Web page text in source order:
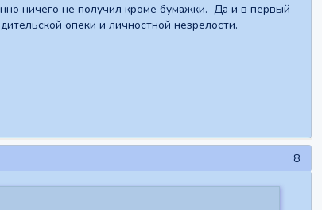
ничего не получил кроме бумажки. Да и в первый
опеки и личностной незрелости.
8